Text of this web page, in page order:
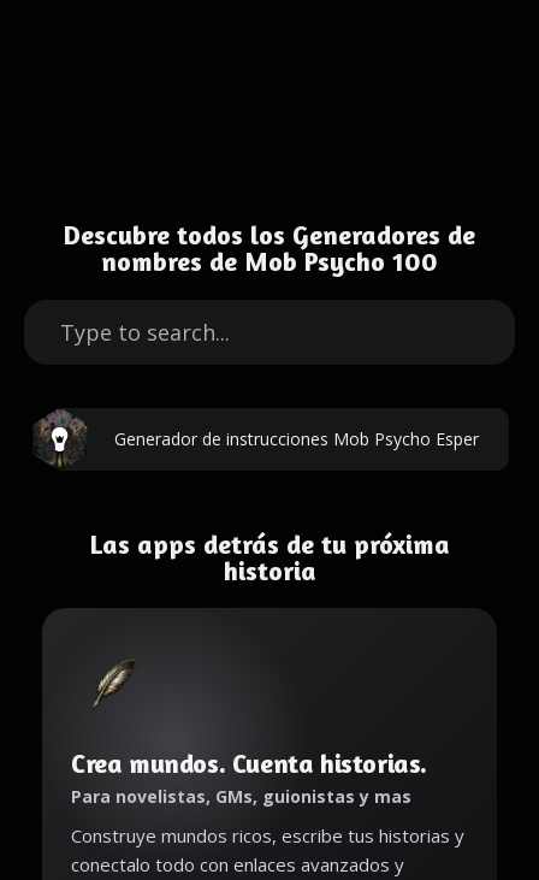
Descubre todos los Generadores de
nombres de Mob Psycho 100
Generador de instrucciones Mob Psycho Esper
Las apps detrás de tu próxima
historia
Crea mundos. Cuenta historias.
Para novelistas, GMs, guionistas y mas
Construye mundos ricos, escribe tus historias y
conectalo todo con enlaces avanzados y